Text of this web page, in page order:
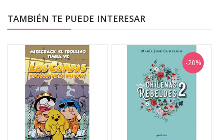
TAMBIÉN TE PUEDE INTERESAR
-20%